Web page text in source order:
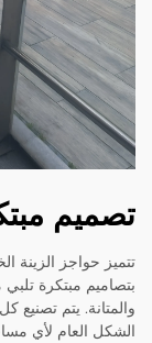
تصميم
تتميز حواجز الزينة
بتصاميم مبتكرة
والمتانة. يتم تصنيع
الشكل العام لأي